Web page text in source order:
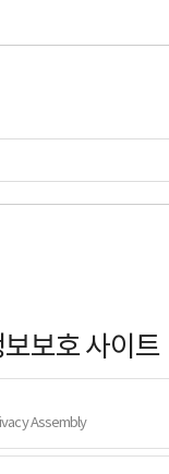
보호 사이트
Assembly